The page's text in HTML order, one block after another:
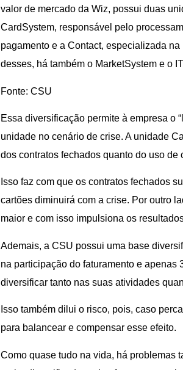
valor de mercado da Wiz, possui duas
CardSystem, responsável pelo
pagamento e a Contact, especializada
desses, há também o MarketSystem e o
Fonte: CSU
Essa diversificação permite à empresa o
unidade no cenário de crise. A unidade
dos contratos fechados quanto do uso de
Isso faz com que os contratos fechados
cartões diminuirá com a crise. Por outro
maior e com isso impulsiona os
Ademais, a CSU possui uma base
na participação do faturamento e apenas
diversificar tanto nas suas atividades
Isso também dilui o risco, pois, caso
para balancear e compensar esse efeito.
Como quase tudo na vida, há problemas